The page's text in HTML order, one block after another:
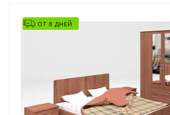
ОТ 8 ДНЕЙ